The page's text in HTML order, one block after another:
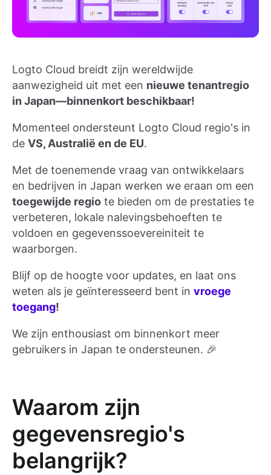
Logto Cloud breidt zijn wereldwijde
aanwezigheid uit met een nieuwe tenantregio
in Japan—binnenkort beschikbaar!
Momenteel ondersteunt Logto Cloud regio's in
de VS, Australië en de EU.
Met de toenemende vraag van ontwikkelaars
en bedrijven in Japan werken we eraan om een
toegewijde regio te bieden om de prestaties te
verbeteren, lokale nalevingsbehoeften te
voldoen en gegevenssoevereiniteit te
waarborgen.
Blijf op de hoogte voor updates, en laat ons
weten als je geïnteresseerd bent in vroege
toegang!
We zijn enthousiast om binnenkort meer
gebruikers in Japan te ondersteunen. 🎉
Waarom zijn
gegevensregio's
belangrijk?